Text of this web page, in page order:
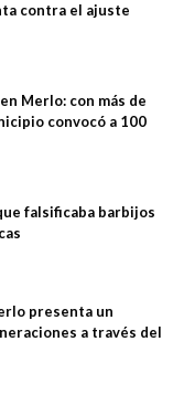
contra el ajuste
Merlo: con más de
convocó a 100
falsificaba barbijos
presenta un
a través del